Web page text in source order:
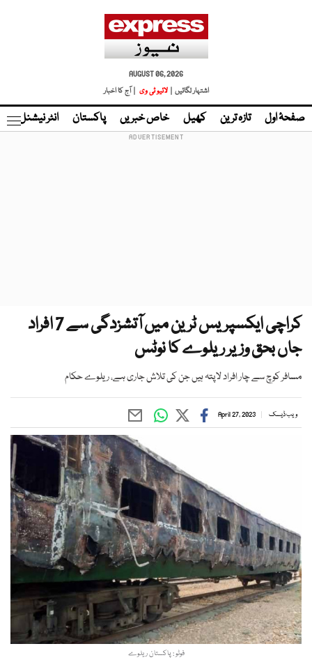
AUGUST 06, 2026
اشتہار لگائیں |
لائیو ٹی وی | آج کا اخبار
صفحۂ اول تازہ ترین کھیل خاص خبریں پاکستان انٹر نیشنل
کراچی ایکسپریس ٹرین میں آتشزدگی سے 7 افراد
جاں بحق وزیر ریلوے کا نوٹس
مسافر کوچ سے چار افراد لاپتہ ہیں جن کی تلاش جاری ہے، ریلوے حکام
ویب ڈیسک April 27, 2023
فوٹو : پاکستان ریلوے